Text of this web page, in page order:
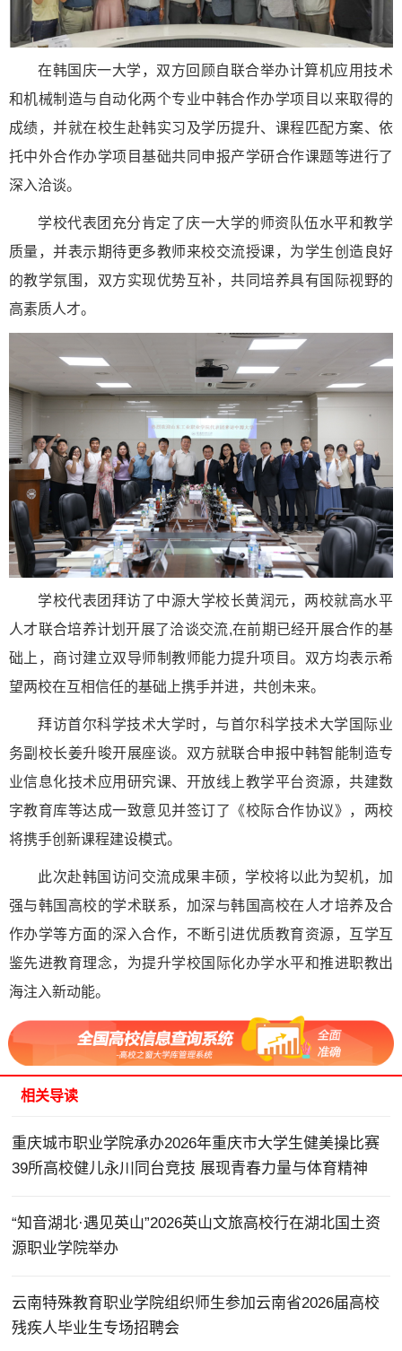
在韩国庆一大学，双方回顾自联合举办计算机应用技术
和机械制造与自动化两个专业中韩合作办学项目以来取得的
成绩，并就在校生赴韩实习及学历提升、课程匹配方案、依
托中外合作办学项目基础共同申报产学研合作课题等进行了
深入洽谈。
学校代表团充分肯定了庆一大学的师资队伍水平和教学
质量，并表示期待更多教师来校交流授课，为学生创造良好
的教学氛围，双方实现优势互补，共同培养具有国际视野的
高素质人才。
学校代表团拜访了中源大学校长黄润元，两校就高水平
人才联合培养计划开展了洽谈交流,在前期已经开展合作的基
础上，商讨建立双导师制教师能力提升项目。双方均表示希
望两校在互相信任的基础上携手并进，共创未来。
拜访首尔科学技术大学时，与首尔科学技术大学国际业
务副校长姜升晙开展座谈。双方就联合申报中韩智能制造专
业信息化技术应用研究课、开放线上教学平台资源，共建数
字教育库等达成一致意见并签订了《校际合作协议》，两校
将携手创新课程建设模式。
此次赴韩国访问交流成果丰硕，学校将以此为契机，加
强与韩国高校的学术联系，加深与韩国高校在人才培养及合
作办学等方面的深入合作，不断引进优质教育资源，互学互
鉴先进教育理念，为提升学校国际化办学水平和推进职教出
海注入新动能。
相关导读
重庆城市职业学院承办2026年重庆市大学生健美操比赛
39所高校健儿永川同台竞技 展现青春力量与体育精神
“知音湖北·遇见英山”2026英山文旅高校行在湖北国土资
源职业学院举办
云南特殊教育职业学院组织师生参加云南省2026届高校
残疾人毕业生专场招聘会